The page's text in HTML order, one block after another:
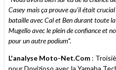
Casey mais ça prouve qu'il était
bataille avec Cal et Ben durant toute
Mugello avec le plein de confiance et
pour un autre podium".
L'analyse Moto-Net.Com :
pour Dovizioso avec la Yamaha